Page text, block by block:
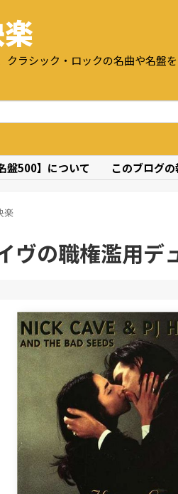
クラシック・ロックの名曲や名盤
盤500】について このブログ
楽
ヴの職権濫用デ